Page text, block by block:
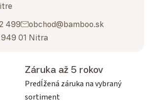
499
obchod@bamboo.sk
01 Nitra
Záruka až 5 rokov
Predĺžená záruka na vybraný
sortiment